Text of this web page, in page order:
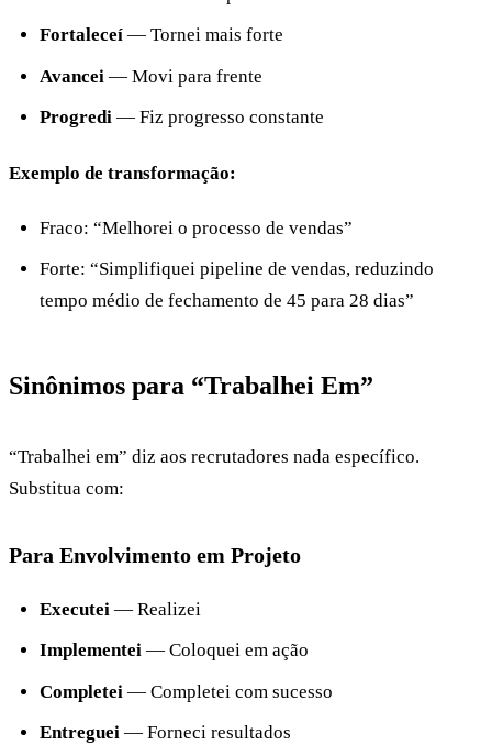
Fortaleceí— Tornei mais forte
Avancei— Movi para frente
Progredi— Fiz progresso constante
Exemplo de transformação:
Fraco: “Melhorei o processo de vendas”
Forte: “Simplifiquei pipeline de vendas, reduzindo
tempo médio de fechamento de 45 para 28 dias”
Sinônimos para “Trabalhei Em”
“Trabalhei em” diz aos recrutadores nada específico.
Substitua com:
Para Envolvimento em Projeto
Executei— Realizei
Implementei— Coloquei em ação
Completei— Completei com sucesso
Entreguei— Forneci resultados